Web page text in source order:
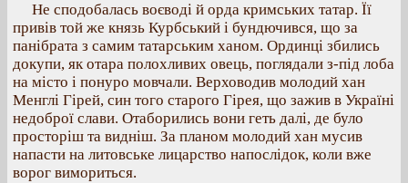
Не сподобалась воєводі й орда кримських татар. Її
привів той же князь Курбський і бундючився, що за
панібрата з самим татарським ханом. Ординці збились
докупи, як отара полохливих овець, поглядали з-під лоба
на місто і понуро мовчали. Верховодив молодий хан
Менглі Гірей, син того старого Гірея, що зажив в Україні
недоброї слави. Отаборились вони геть далі, де було
просторіш та видніш. За планом молодий хан мусив
напасти на литовське лицарство напослідок, коли вже
ворог вимориться.